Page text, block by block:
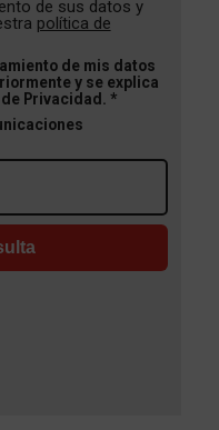
de sus datos y
política de
de mis datos
y se explica
Privacidad. *